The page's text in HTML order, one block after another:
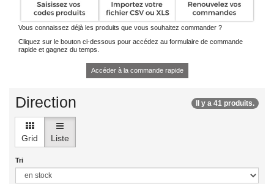
Vous connaissez déjà les produits que vous souhaitez commander ?
Cliquez sur le bouton ci-dessous pour accédez au formulaire de commande
rapide et gagnez du temps.
Accéder à la commande rapide
Direction Il y a 41 produits.
Grid Liste
Tri